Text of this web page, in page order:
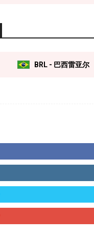
BRL - 巴西雷亚尔